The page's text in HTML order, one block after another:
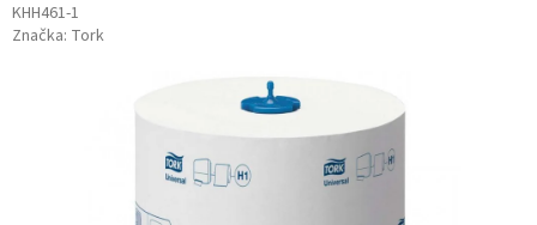
KHH461-1
Značka: Tork